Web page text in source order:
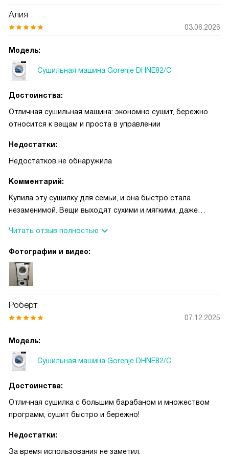
Алия
03.06.2026
Модель:
Сушильная машина Gorenje DHNE82/C
Достоинства:
Отличная сушильная машина: экономно сушит, бережно
относится к вещам и проста в управлении
Недостатки:
Недостатков не обнаружила
Комментарий:
Купила эту сушилку для семьи, и она быстро стала
незаменимой. Вещи выходят сухими и мягкими, даже
заметно работает датчик влажности и настройка степени
сушки. За счет теплового насоса расход электричества
счета стали приятнее. Интерфейс простой: цифровой
дисплей и кнопки старт/пауза понятны с первого
планировать дела. Нравится набор программ: есть
быстрый цикл на сорок минут, режим для шерсти и
которые не требуют полной сушки.
Читать отзыв полностью
Фотографии и видео:
Роберт
07.12.2025
Модель:
Сушильная машина Gorenje DHNE82/C
Достоинства:
Отличная сушилка с большим барабаном и множеством
программ, сушит быстро и бережно!
Недостатки:
За время использования не заметил.